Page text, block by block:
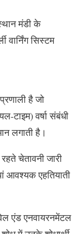
मंडी के
वार्निंग सिस्टम
है जो
टाइम) वर्षा संबंधी
लगाती है।
चेतावनी जारी
आवश्यक एहतियाती
एंड एनवायरनमेंटल